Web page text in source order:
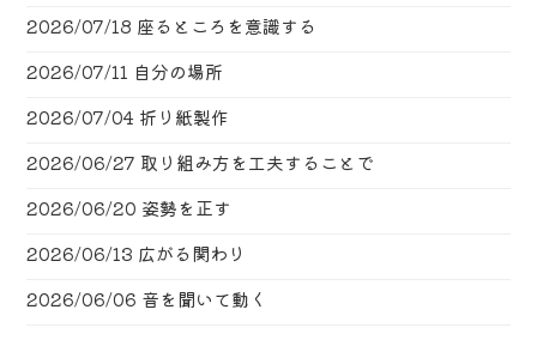
2026/07/18 座るところを意識する
2026/07/11 自分の場所
2026/07/04 折り紙製作
2026/06/27 取り組み方を工夫することで
2026/06/20 姿勢を正す
2026/06/13 広がる関わり
2026/06/06 音を聞いて動く